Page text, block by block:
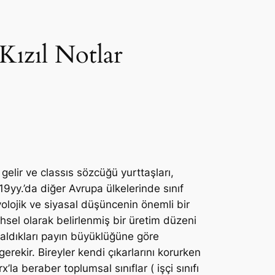
Notlar
ve classıs sözcüğü yurttaşları,
diğer Avrupa ülkelerinde sınıf
ve siyasal düşüncenin önemli bir
olarak belirlenmiş bir üretim düzeni
payın büyüklüğüne göre
Bireyler kendi çıkarlarını korurken
beraber toplumsal sınıflar ( işçi sınıfı